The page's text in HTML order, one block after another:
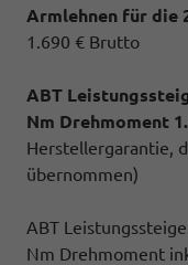
Armlehnen für die
1.690 € Brutto
ABT
Nm Drehmoment
Herstellergarantie,
übernommen)
ABT
Nm Drehmoment